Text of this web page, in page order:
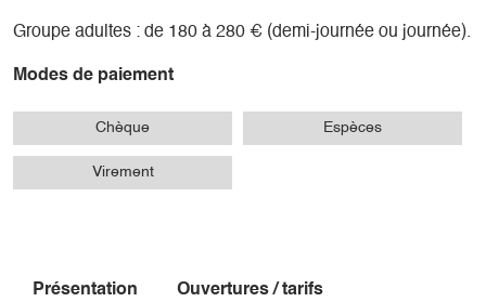
Groupe adultes : de 180 à 280 € (demi-journée ou journée).
Modes de paiement
Chèque Espèces
Virement
Présentation Ouvertures / tarifs